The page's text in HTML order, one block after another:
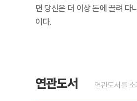
면 당신은 더 이상 돈에 끌려 다
이다.
연관도서 연관도서를